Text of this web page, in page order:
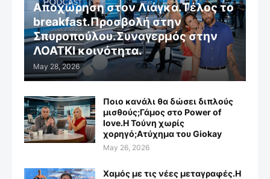
Αποχώρηση στον Λιάγκα.Τέλος το
breakfast.Προσβολή στην
Σπυροπούλου.Συναγερμός στην
ΛΟΑΤΚΙ κοινότητα.
May 28, 2026
Ποιο κανάλι θα δώσει διπλούς
μισθούς;Γάμος στο Power of
love.Η Τούνη χωρίς
χορηγό;Aτύχημα του Giokay
May 26, 2026
Χαμός με τις νέες μεταγραφές.Η